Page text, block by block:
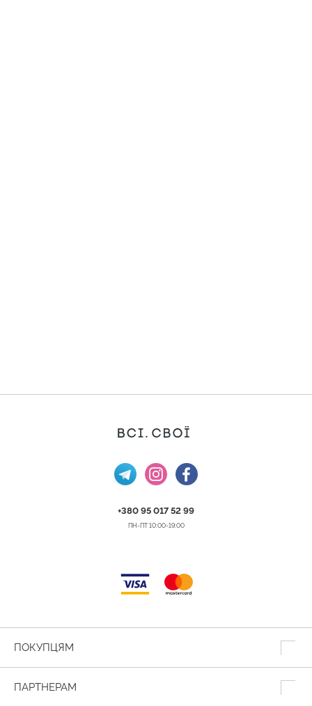
+380 95 017 52 99
ПН-ПТ 10:00-19:00
ПОКУПЦЯМ
ПАРТНЕРАМ